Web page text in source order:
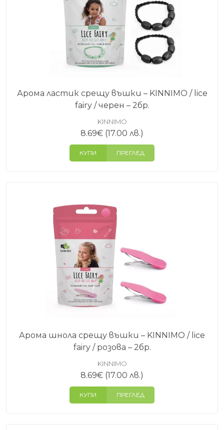
Арома ластик срещу въшки – KINNIMO / lice
fairy / черен – 2бр.
KINNIMO
8.69€ (17.00 лв.)
КУПИ ПРЕГЛЕД
Арома шнола срещу въшки – KINNIMO / lice
fairy / розова – 2бр.
KINNIMO
8.69€ (17.00 лв.)
КУПИ ПРЕГЛЕД